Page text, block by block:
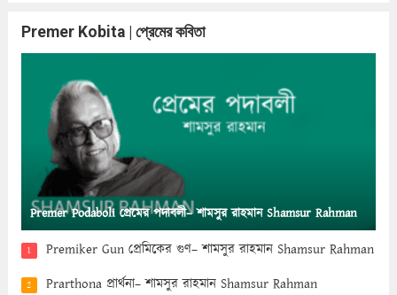
Premer Kobita | প্রেমের কবিতা
Premer Podaboli প্রেমের পদাবলী– শামসুর রাহমান Shamsur Rahman
1 Premiker Gun প্রেমিকের গুণ– শামসুর রাহমান Shamsur Rahman
2 Prarthona প্রার্থনা– শামসুর রাহমান Shamsur Rahman